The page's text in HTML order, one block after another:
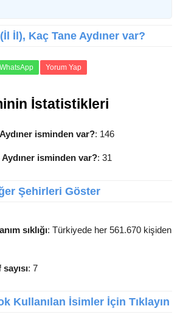
İl), Kaç Tane Aydıner var?
WhatsApp Yorum Yap
İstatistikleri
isminden var?: 146
isminden var?: 31
Şehirleri Göster
sıklığı: Türkiyede her 561.670 kişiden
: 7
Kullanılan İsimler İçin Tıklayın